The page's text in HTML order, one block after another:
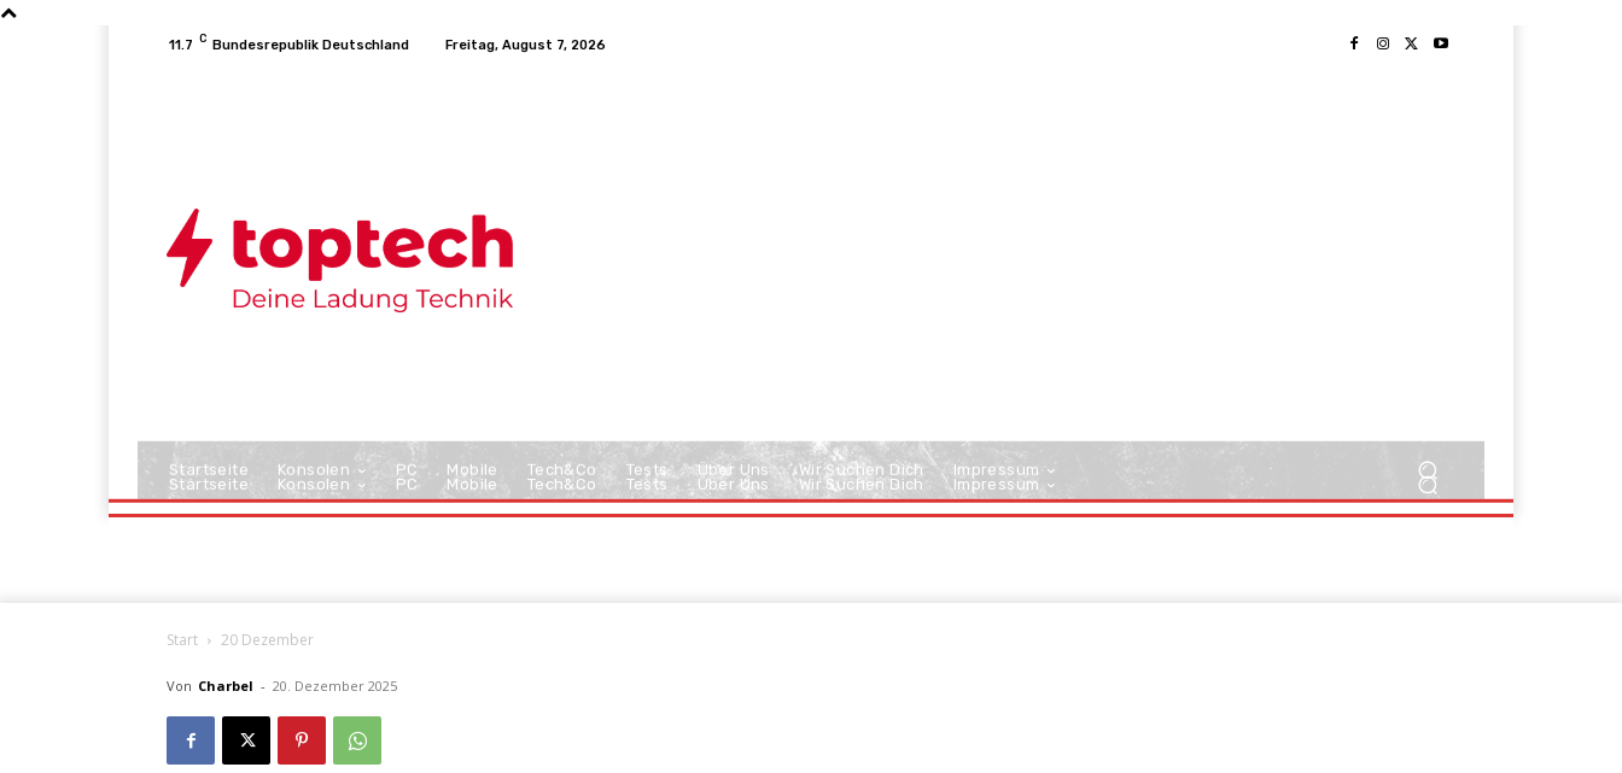
11.7 C Bundesrepublik Deutschland Freitag, August 7, 2026
Startseite Konsolen PC Mobile Tech&Co Tests Über Uns Wir Suchen Dich Impressum
Startseite Konsolen PC Mobile Tech&Co Tests Über Uns Wir Suchen Dich Impressum
Start 20 Dezember
Von Charbel - 20. Dezember 2025